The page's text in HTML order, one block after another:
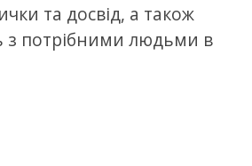
та досвід, а також
з потрібними людьми в